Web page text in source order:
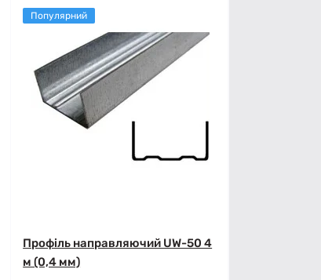
Популярний
Профіль направляючий UW-50 4
м (0,4 мм)